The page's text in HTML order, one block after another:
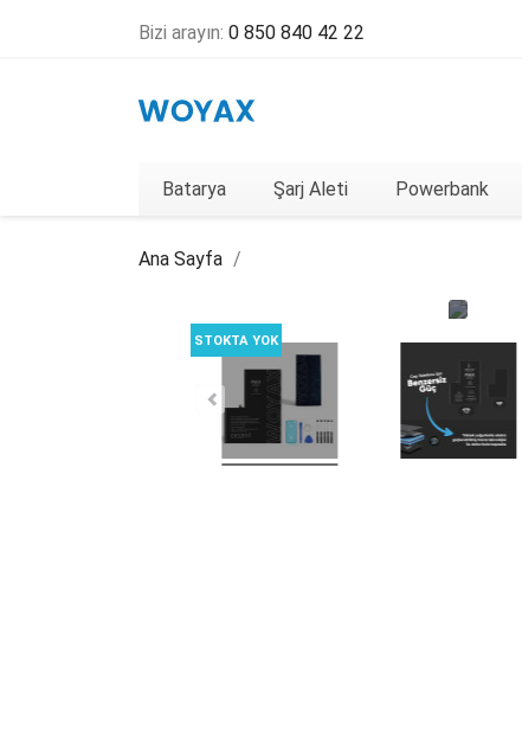
Bizi arayın: 0 850 840 42 22
Batarya Şarj Aleti Powerbank
Ana Sayfa
STOKTA YOK